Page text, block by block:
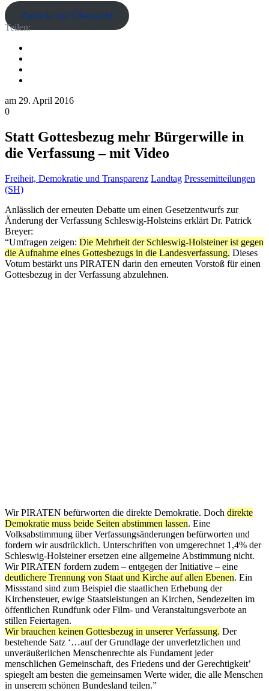
Zurück zur Übersicht
Teilen:
am 29. April 2016
0
Statt Gottesbezug mehr Bürgerwille in
die Verfassung – mit Video
Freiheit, Demokratie und Transparenz Landtag Pressemitteilungen
(SH)
Anlässlich der erneuten Debatte um einen Gesetzentwurfs zur
Änderung der Verfassung Schleswig-Holsteins erklärt Dr. Patrick
Breyer:
“Umfragen zeigen: Die Mehrheit der Schleswig-Holsteiner ist gegen
die Aufnahme eines Gottesbezugs in die Landesverfassung. Dieses
Votum bestärkt uns PIRATEN darin den erneuten Vorstoß für einen
Gottesbezug in der Verfassung abzulehnen.
Wir PIRATEN befürworten die direkte Demokratie. Doch direkte
Demokratie muss beide Seiten abstimmen lassen. Eine
Volksabstimmung über Verfassungsänderungen befürworten und
fordern wir ausdrücklich. Unterschriften von umgerechnet 1,4% der
Schleswig-Holsteiner ersetzen eine allgemeine Abstimmung nicht.
Wir PIRATEN fordern zudem – entgegen der Initiative – eine
deutlichere Trennung von Staat und Kirche auf allen Ebenen. Ein
Missstand sind zum Beispiel die staatlichen Erhebung der
Kirchensteuer, ewige Staatsleistungen an Kirchen, Sendezeiten im
öffentlichen Rundfunk oder Film- und Veranstaltungsverbote an
stillen Feiertagen.
Wir brauchen keinen Gottesbezug in unserer Verfassung. Der
bestehende Satz ‘…auf der Grundlage der unverletzlichen und
unveräußerlichen Menschenrechte als Fundament jeder
menschlichen Gemeinschaft, des Friedens und der Gerechtigkeit’
spiegelt am besten die gemeinsamen Werte wider, die alle Menschen
in unserem schönen Bundesland teilen.”